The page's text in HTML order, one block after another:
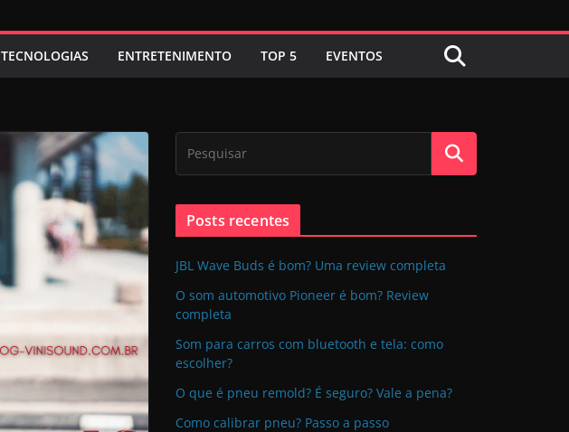
TECNOLOGIAS ENTRETENIMENTO TOP 5 EVENTOS
Posts recentes
JBL Wave Buds é bom? Uma review completa
O som automotivo Pioneer é bom? Review
completa
Som para carros com bluetooth e tela: como
escolher?
O que é pneu remold? É seguro? Vale a pena?
Como calibrar pneu? Passo a passo